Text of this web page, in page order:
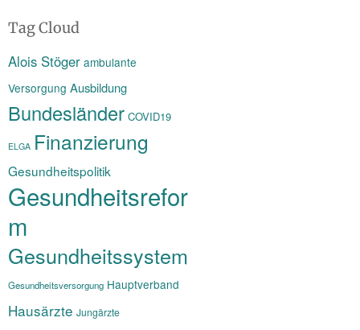
Tag Cloud
Alois Stöger ambulante
Versorgung Ausbildung
Bundesländer COVID19
ELGA Finanzierung
Gesundheitspolitik
Gesundheitsrefor
m
Gesundheitssystem
Gesundheitsversorgung Hauptverband
Hausärzte Jungärzte